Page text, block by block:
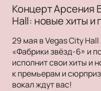
Концерт Арсения
Hall: новые хиты и
29 мая в Vegas City
«Фабрики звёзд-6» и
исполнит свои хиты и
к премьерам и
вокал ждут вас!